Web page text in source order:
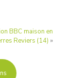
BBC maison en
Reviers (14) »